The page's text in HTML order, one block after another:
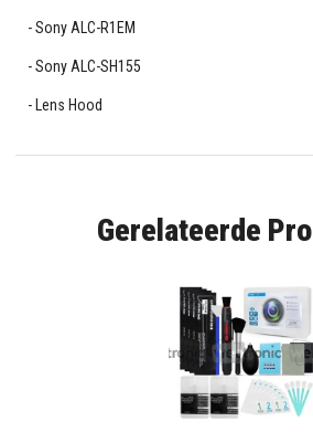
Sony ALC-R1EM
Sony ALC-SH155
Lens Hood
Gerelateerde